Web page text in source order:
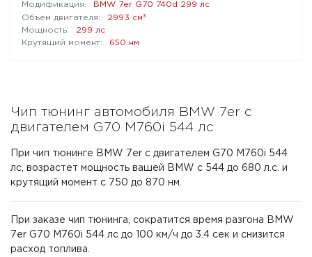
BMW 7er G70 740d 299 лс
2993 см³
299 лс
650 нм
Чип тюнинг автомобиля BMW 7er с
двигателем G70 M760i 544 лс
При чип тюнинге BMW 7er с двигателем G70 M760i 544
лс, возрастет мощность вашей BMW с 544 до 680 л.с. и
крутящий момент с 750 до 870 нм.
При заказе чип тюнинга, сократится время разгона BMW
7er G70 M760i 544 лс до 100 км/ч до 3.4 сек и снизится
расход топлива.